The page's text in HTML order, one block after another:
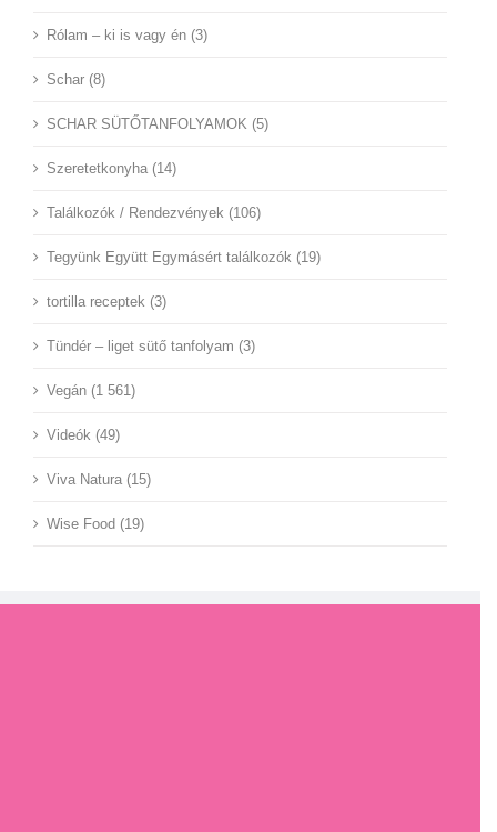
Rólam – ki is vagy én (3)
Schar (8)
SCHAR SÜTŐTANFOLYAMOK (5)
Szeretetkonyha (14)
Találkozók / Rendezvények (106)
Tegyünk Együtt Egymásért találkozók (19)
tortilla receptek (3)
Tündér – liget sütő tanfolyam (3)
Vegán (1 561)
Videók (49)
Viva Natura (15)
Wise Food (19)